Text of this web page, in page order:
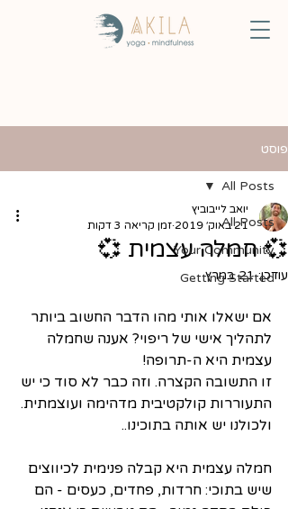
פוסט
All Posts
Your Community
Getting Started
All Posts
💞 חמלה עצמית 💞
יואב לייבוביץ
21 באוק׳ 2019
זמן קריאה 3 דקות
עודכן:21 במרץ
אם ישאלו אותי מהו הדבר החשוב ביותר
לתהליך אישי של ריפוי? אענה שחמלה
עצמית היא ה-תרופה!
זו התשובה הקצרה. וזה כבר לא סוד כי יש
התעוררות קולקטיבית מדהימה ועוצמתית.
ולכולנו יש אותה בתוכינו..
חמלה עצמית היא קבלה פנימית לכיווצים
שיש בתוכי: חרדות, פחדים, כעסים - הם